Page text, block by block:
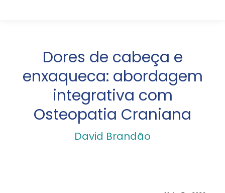
Dores de cabeça e
enxaqueca: abordagem
integrativa com
Osteopatia Craniana
David Brandão